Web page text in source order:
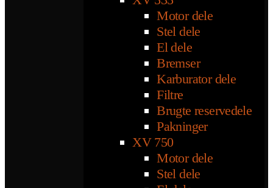
Motor dele
Stel dele
El dele
Bremser
Karburator dele
Filtre
Brugte reservedele
Pakninger
XV 750
Motor dele
Stel dele